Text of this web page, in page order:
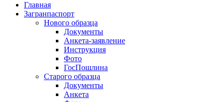
Главная
Загранпаспорт
Нового образца
Документы
Анкета-заявление
Инструкция
Фото
ГосПошлина
Старого образца
Документы
Анкета